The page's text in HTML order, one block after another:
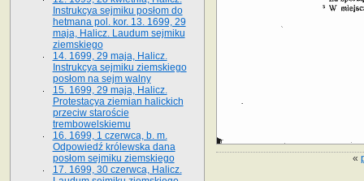
«
Instrukcya sejmiku posłom do
hetmana pol. kor. 13. 1699, 29
maja, Halicz. Laudum sejmiku
ziemskiego
14. 1699, 29 maja, Halicz.
Instrukcya sejmiku ziemskiego
posłom na sejm walny
15. 1699, 29 maja, Halicz.
Protestacya ziemian halickich
przeciw staroście
trembowelskiemu
16. 1699, 1 czerwca, b. m.
Odpowiedź królewska dana
posłom sejmiku ziemskiego
17. 1699, 30 czerwca, Halicz.